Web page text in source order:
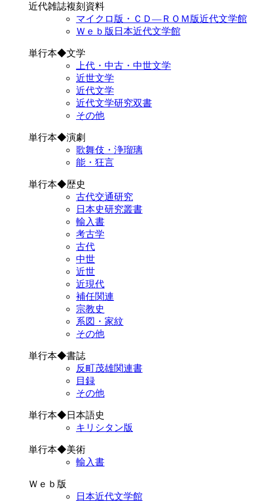
近代雑誌複刻資料
マイクロ版・ＣＤ―ＲＯＭ版近代文学館
Ｗｅｂ版日本近代文学館
単行本◆文学
上代・中古・中世文学
近世文学
近代文学
近代文学研究双書
その他
単行本◆演劇
歌舞伎・浄瑠璃
能・狂言
単行本◆歴史
古代交通研究
日本史研究叢書
輸入書
考古学
古代
中世
近世
近現代
補任関連
宗教史
系図・家紋
その他
単行本◆書誌
反町茂雄関連書
目録
その他
単行本◆日本語史
キリシタン版
単行本◆美術
輸入書
Ｗｅｂ版
日本近代文学館